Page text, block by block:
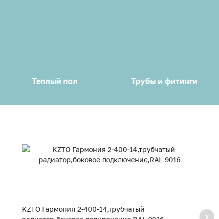
Теплый пол Трубы и фитинги
KZTO Гармония 2-400-14,трубчатый